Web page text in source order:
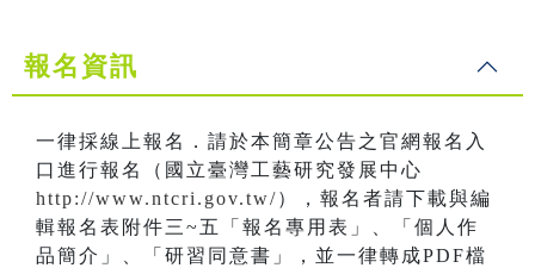
報名資訊
一律採線上報名．請於本簡章公告之官網報名入
口進行報名（國立臺灣工藝研究發展中心
http://www.ntcri.gov.tw/），報名者請下載與編
輯報名表附件三~五「報名專用表」、「個人作
品簡介」、「研習同意書」，並一律轉成PDF檔